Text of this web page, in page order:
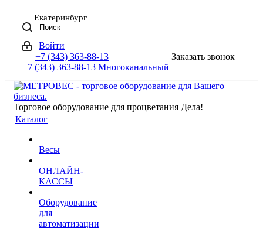
Екатеринбург
Поиск
Войти
+7 (343) 363-88-13
+7 (343) 363-88-13 Многоканальный
Заказать звонок
Торговое оборудование для процветания Дела!
Каталог
Весы
ОНЛАЙН-
КАССЫ
Оборудование
для
автоматизации